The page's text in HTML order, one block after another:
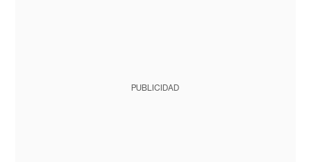
PUBLICIDAD